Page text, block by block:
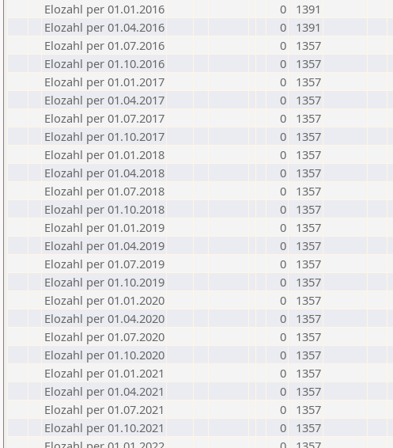
Elozahl per 01.01.2016
0
1391
Elozahl per 01.04.2016
0
1391
Elozahl per 01.07.2016
0
1357
Elozahl per 01.10.2016
0
1357
Elozahl per 01.01.2017
0
1357
Elozahl per 01.04.2017
0
1357
Elozahl per 01.07.2017
0
1357
Elozahl per 01.10.2017
0
1357
Elozahl per 01.01.2018
0
1357
Elozahl per 01.04.2018
0
1357
Elozahl per 01.07.2018
0
1357
Elozahl per 01.10.2018
0
1357
Elozahl per 01.01.2019
0
1357
Elozahl per 01.04.2019
0
1357
Elozahl per 01.07.2019
0
1357
Elozahl per 01.10.2019
0
1357
Elozahl per 01.01.2020
0
1357
Elozahl per 01.04.2020
0
1357
Elozahl per 01.07.2020
0
1357
Elozahl per 01.10.2020
0
1357
Elozahl per 01.01.2021
0
1357
Elozahl per 01.04.2021
0
1357
Elozahl per 01.07.2021
0
1357
Elozahl per 01.10.2021
0
1357